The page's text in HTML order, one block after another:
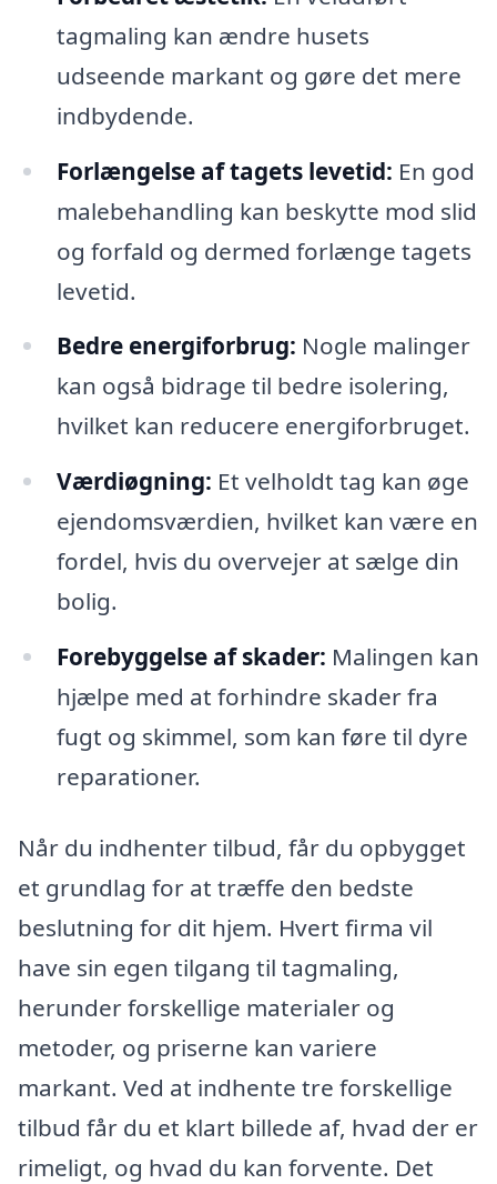
tagmaling kan ændre husets
udseende markant og gøre det mere
indbydende.
Forlængelse af tagets levetid: En god
malebehandling kan beskytte mod slid
og forfald og dermed forlænge tagets
levetid.
Bedre energiforbrug: Nogle malinger
kan også bidrage til bedre isolering,
hvilket kan reducere energiforbruget.
Værdiøgning: Et velholdt tag kan øge
ejendomsværdien, hvilket kan være en
fordel, hvis du overvejer at sælge din
bolig.
Forebyggelse af skader: Malingen kan
hjælpe med at forhindre skader fra
fugt og skimmel, som kan føre til dyre
reparationer.
Når du indhenter tilbud, får du opbygget
et grundlag for at træffe den bedste
beslutning for dit hjem. Hvert firma vil
have sin egen tilgang til tagmaling,
herunder forskellige materialer og
metoder, og priserne kan variere
markant. Ved at indhente tre forskellige
tilbud får du et klart billede af, hvad der er
rimeligt, og hvad du kan forvente. Det